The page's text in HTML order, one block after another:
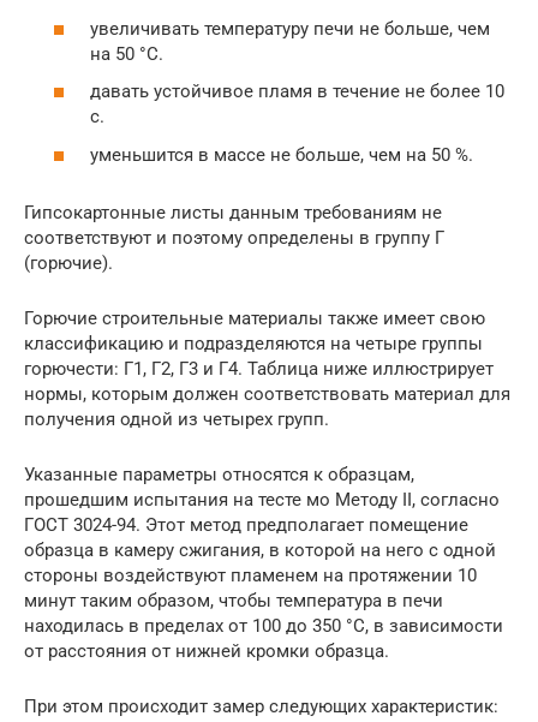
увеличивать температуру печи не больше, чем
на 50 °С.
давать устойчивое пламя в течение не более 10
с.
уменьшится в массе не больше, чем на 50 %.
Гипсокартонные листы данным требованиям не
соответствуют и поэтому определены в группу Г
(горючие).
Горючие строительные материалы также имеет свою
классификацию и подразделяются на четыре группы
горючести: Г1, Г2, Г3 и Г4. Таблица ниже иллюстрирует
нормы, которым должен соответствовать материал для
получения одной из четырех групп.
Указанные параметры относятся к образцам,
прошедшим испытания на тесте мо Методу II, согласно
ГОСТ 3024-94. Этот метод предполагает помещение
образца в камеру сжигания, в которой на него с одной
стороны воздействуют пламенем на протяжении 10
минут таким образом, чтобы температура в печи
находилась в пределах от 100 до 350 °С, в зависимости
от расстояния от нижней кромки образца.
При этом происходит замер следующих характеристик: